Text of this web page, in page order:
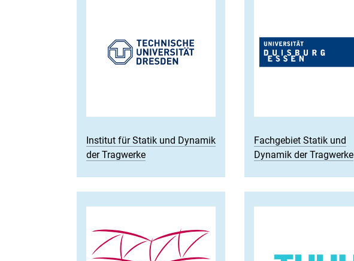
Institut für Statik und Dynamik
der Tragwerke
Fachgebiet Statik und
Dynamik der Tragwerke